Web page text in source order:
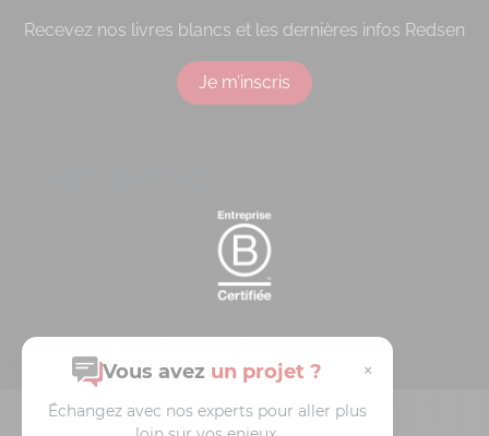
Recevez nos livres blancs et les dernières infos Redsen
Je m’inscris
Vous avez un projet ? ×
Échangez avec nos experts pour aller plus